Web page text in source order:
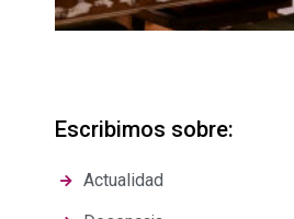
Escribimos sobre:
Actualidad